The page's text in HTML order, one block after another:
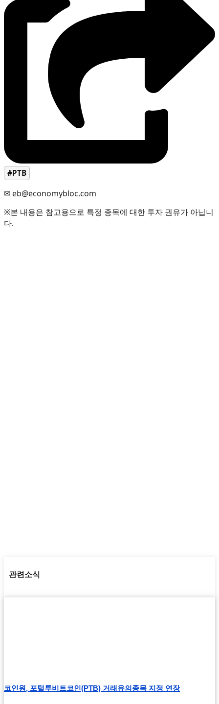
#PTB
✉ eb@economybloc.com
※본 내용은 참고용으로 특정 종목에 대한 투자 권유가 아닙니
다.
관련소식
코인원, 포털투비트코인(PTB) 거래유의종목 지정 연장